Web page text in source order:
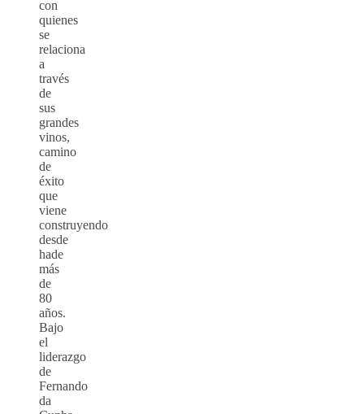
con
quienes
se
relaciona
a
través
de
sus
grandes
vinos,
camino
de
éxito
que
viene
construyendo
desde
hade
más
de
80
años.
Bajo
el
liderazgo
de
Fernando
da